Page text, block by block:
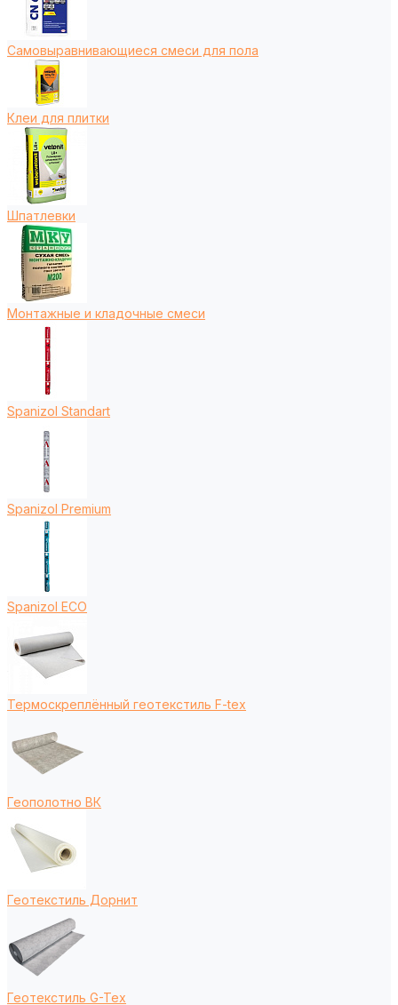
Самовыравнивающиеся смеси для пола
Клеи для плитки
Шпатлевки
Монтажные и кладочные смеси
Spanizol Standart
Spanizol Premium
Spanizol ECO
Термоскреплённый геотекстиль F-tex
Геополотно ВК
Геотекстиль Дорнит
Геотекстиль G-Tex